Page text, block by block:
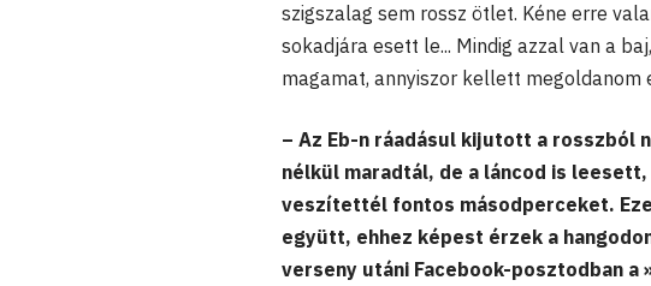
szigszalag sem rossz ötlet. Kéne erre
sokadjára esett le... Mindig azzal van a
magamat, annyiszor kellett megoldanom
– Az Eb-n ráadásul kijutott a
nélkül maradtál, de a láncod is
veszítettél fontos másodperceket.
együtt, ehhez képest érzek a
verseny utáni Facebook-posztodban a